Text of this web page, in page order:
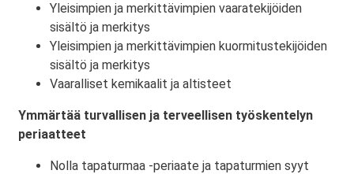
Yleisimpien ja merkittävimpien vaaratekijöiden
sisältö ja merkitys
Yleisimpien ja merkittävimpien kuormitustekijöiden
sisältö ja merkitys
Vaaralliset kemikaalit ja altisteet
Ymmärtää turvallisen ja terveellisen työskentelyn
periaatteet
Nolla tapaturmaa -periaate ja tapaturmien syyt